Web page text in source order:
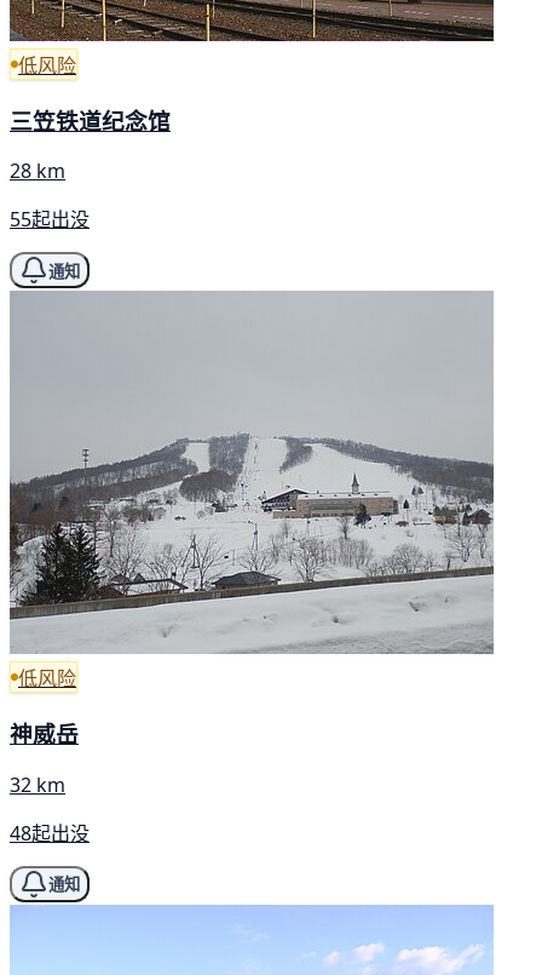
低风险
三笠铁道纪念馆
28 km
55起出没
通知
低风险
神威岳
32 km
48起出没
通知